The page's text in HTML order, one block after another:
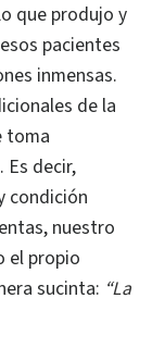
que produjo y
pacientes
inmensas.
de la
toma
Es decir,
condición
nuestro
el propio
sucinta: “La